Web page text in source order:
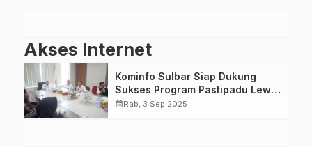
Akses Internet
Kominfo Sulbar Siap Dukung
Sukses Program Pastipadu Lewat
Integrasi Data Digital, Publikasi
calendar_monthRab, 3 Sep 2025